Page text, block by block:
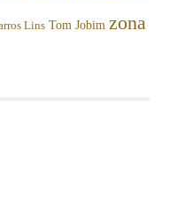
Lins Tom Jobim zona